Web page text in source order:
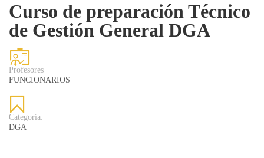
Curso de preparación Técnico
de Gestión General DGA
Profesores
FUNCIONARIOS
Categoría:
DGA